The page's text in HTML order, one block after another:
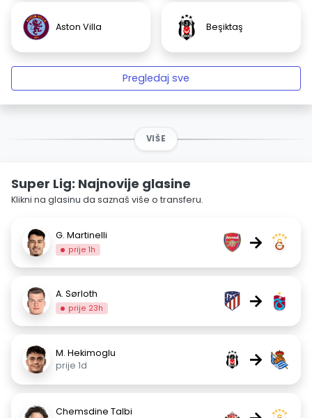
Aston Villa Beşiktaş
Pregledaj sve
VIŠE
Super Lig: Najnovije glasine
Klikni na glasinu da saznaš više o transferu.
G. Martinelli
prije 1h →
A. Sørloth
prije 23h →
M. Hekimoglu
prije 1d
→
Chemsdine Talbi